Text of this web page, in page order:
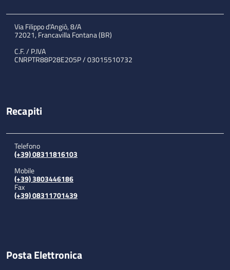
Via Filippo d'Angiò, 8/A
72021, Francavilla Fontana (BR)
C.F. / P.IVA
CNRPTR88P28E205P / 03015510732
Recapiti
Telefono
(+39) 08311816103
Mobile
(+39) 3803446186
Fax
(+39) 08311701439
Posta Elettronica